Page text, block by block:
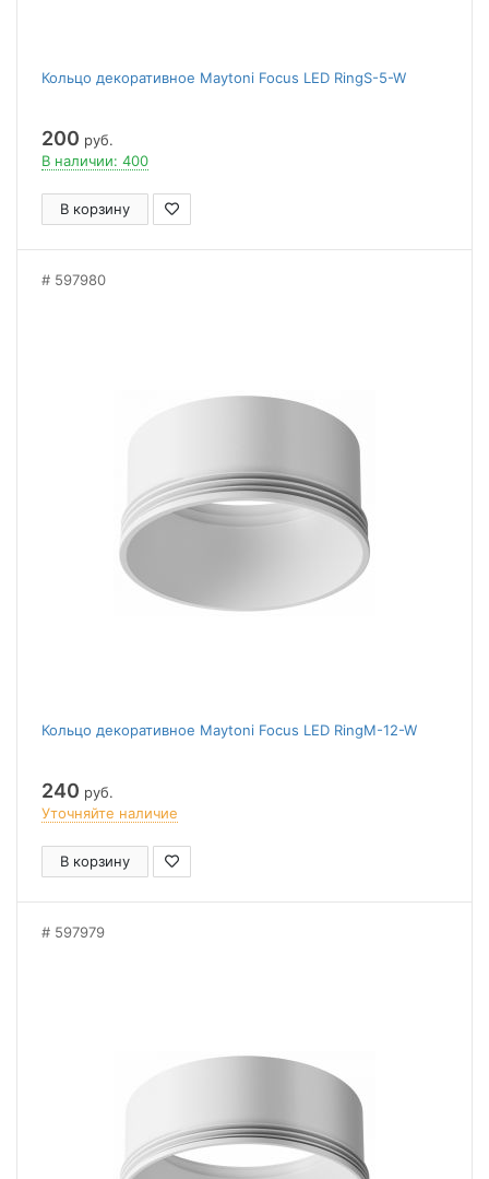
Кольцо декоративное Maytoni Focus LED RingS-5-W
200 руб.
В наличии: 400
В корзину
597980
Кольцо декоративное Maytoni Focus LED RingM-12-W
240 руб.
Уточняйте наличие
В корзину
597979